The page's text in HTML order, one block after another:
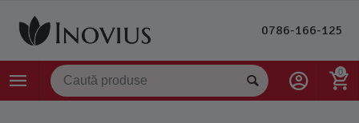
0786-166-125
0